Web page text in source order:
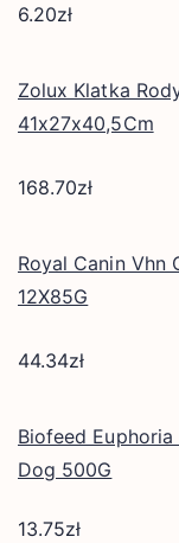
6.20zł
Zolux Klatka
41x27x40,5Cm
168.70zł
Royal Canin Vhn
12X85G
44.34zł
Biofeed
Dog 500G
13.75zł